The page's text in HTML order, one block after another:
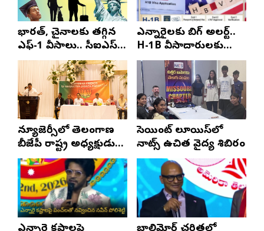
భారత్, చైనాలకు తగ్గిన
ఎఫ్-1 వీసాలు.. సీఐఎస్
నివేదిక..!
ఎన్నారైలకు బిగ్ అలర్ట్..
H-1B వీసాదారులకు
ప్రయాణ సమయంలో
స్టేటస్ ప్రూఫ్స్ తప్పనిసరి..!
న్యూజెర్సీలో తెలంగాణ
బీజేపీ రాష్ట్ర అధ్యక్షుడు
ఎన్. రాంచందర్‌రావుకు
ఘన స్వాగతం
సెయింట్ లూయిస్‌లో
నాట్స్ ఉచిత వైద్య శిబిరం